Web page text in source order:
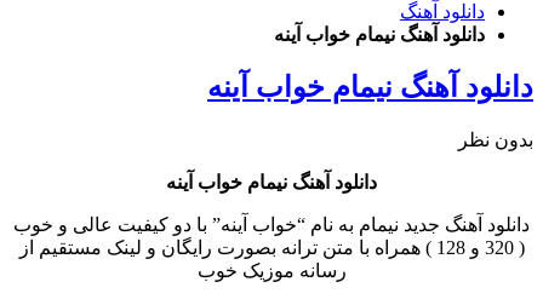
دانلود آهنگ
دانلود آهنگ نیمام خواب آینه
دانلود آهنگ نیمام خواب آینه
بدون نظر
دانلود آهنگ نیمام خواب آینه
دانلود آهنگ جدید نیمام به نام “خواب آینه” با دو کیفیت عالی و خوب
( 320 و 128 ) همراه با متن ترانه بصورت رایگان و لینک مستقیم از
رسانه موزیک خوب